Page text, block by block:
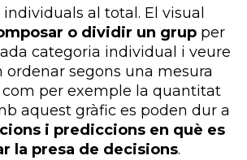
individuals al total. El visual
o dividir un grup per
categoria individual i veure
ordenar segons una mesura
com per exemple la quantitat
aquest gràfic es poden dur a
i prediccions en què es
la presa de decisions.